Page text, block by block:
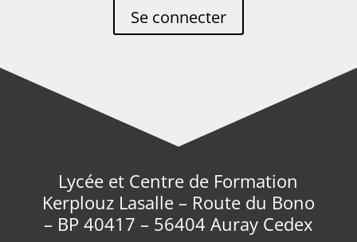
Se connecter
Lycée et Centre de Formation
Kerplouz Lasalle – Route du Bono
– BP 40417 – 56404 Auray Cedex